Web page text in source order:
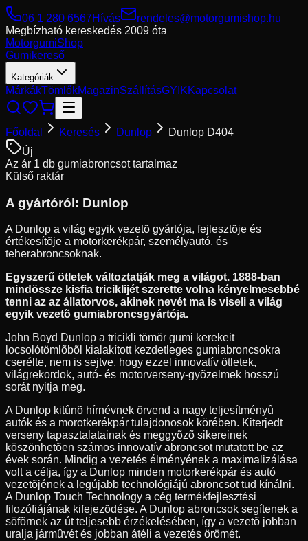
06 1 280 6567Hívás
rendeles@motorgumishop.hu
Megbízható kereskedés 2009 óta
MotorgumiShop
Gumikereső
Kategóriák
MárkákTömlőkMagazinSzállításGYIKKapcsolat
Főoldal Keresés Dunlop
Dunlop D404
Új
Az ár 1 db gumiabroncsot tartalmaz
Külső raktár
A gyártóról: Dunlop
A Dunlop a világ egyik vezetõ gyártója, fejlesztõje és
értékesítõje a motorkerékpár, személyautó, és
teherabroncsoknak.
Egyszerű ötletek változtatják meg a világot. 1888-ban
mindössze kisfia triciklijét szerette volna kényelmesebbé
tenni az az állatorvos, akinek nevét ma is viseli a világ
egyik vezetõ gumiabroncsgyártója.
John Boyd Dunlop a tricikli tömör gumi kerekeit
locsolótömlõbõl kialakított kezdetleges gumiabroncsokra
cserélte, nem is sejtve, hogy ezzel innovatív ötletek,
világrekordok, autó- és motorverseny-gyõzelmek hosszú
sorát nyitja meg.
A Dunlop kitûnõ hírnévnek örvend a nagy teljesítményû
autók és a morotkerékpár tulajdonosok körében. Kiterjedt
verseny tapasztalatainak és meggyõzõ sikereinek
köszönhetõen számos innovatív abroncsot mutatott be az
évek során. Mindig a vezetés élményének a maximalizálása
volt a célja, így a Dunlop minden motorkerékpár és autó
vezetõjének a legújabb technológiájú abroncsot tud kínálni.
A Dunlop Touch Technology a cég termékfejlesztési
filozófiájának kifejezõdése. A Dunlop abroncsok segítenek a
söfõrnek az út teljesebb érzékelésében, így a vezetõ jobban
uralja jármûvét és jobban átéli a vezetés örömét.